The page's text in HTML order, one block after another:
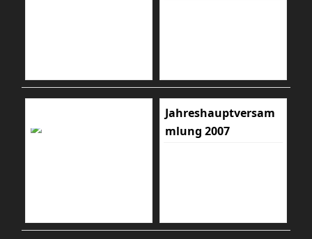
Jahreshauptversam
mlung 2007